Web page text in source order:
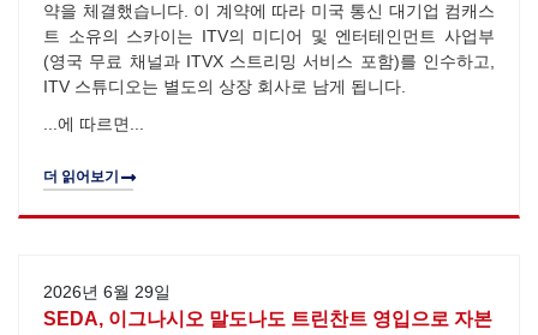
약을 체결했습니다. 이 계약에 따라 미국 통신 대기업 컴캐스
트 소유의 스카이는 ITV의 미디어 및 엔터테인먼트 사업부
(영국 무료 채널과 ITVX 스트리밍 서비스 포함)를 인수하고,
ITV 스튜디오는 별도의 상장 회사로 남게 됩니다.
...에 따르면...
더 읽어보기
2026년 6월 29일
SEDA, 이그나시오 말도나도 트린찬트 영입으로 자본